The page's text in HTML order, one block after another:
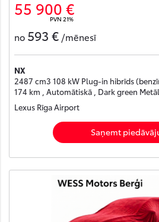
55 900 €
PVN 21%
no 593 € /mēnesī
NX
2487 cm3 108 kW Plug-in hibrīds
174 km , Automātiskā , Dark green
Lexus Rīga Airport
Saņemt